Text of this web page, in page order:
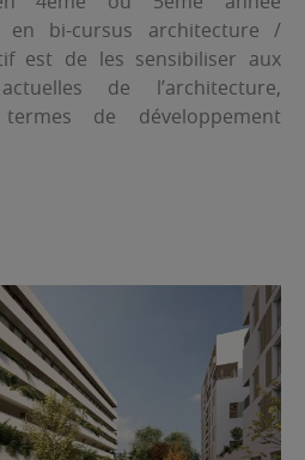
en bi-cursus architecture /
est de les sensibiliser aux
de l’architecture,
de développement